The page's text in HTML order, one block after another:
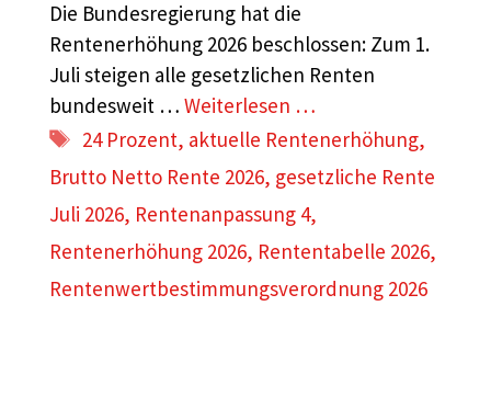
Die Bundesregierung hat die
Rentenerhöhung 2026 beschlossen: Zum 1.
Juli steigen alle gesetzlichen Renten
bundesweit … Weiterlesen …
Schlagwörter
24 Prozent, aktuelle Rentenerhöhung,
Brutto Netto Rente 2026, gesetzliche Rente
Juli 2026, Rentenanpassung 4,
Rentenerhöhung 2026, Rententabelle 2026,
Rentenwertbestimmungsverordnung 2026